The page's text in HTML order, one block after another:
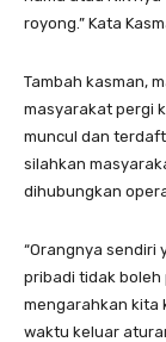
royong.” Kata
Tambah kasman,
masyarakat pergi
muncul dan
silahkan
dihubungkan
“Orangnya sendiri
pribadi tidak boleh
mengarahkan kita
waktu keluar